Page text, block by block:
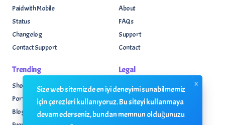
Paid with Mobile
Status
Changelog
Contact Support
About
FAQs
Support
Contact
Trending
Shop
Portfolio
Blog
Legal
Knowledge Center
Custom Development
Sponsorships
Size web sitemizde en iyi deneyimi sunabilmemiz
için çerezleri kullanıyoruz. Bu siteyi kullanmaya
devam ederseniz, bundan memnun olduğunuzu
x